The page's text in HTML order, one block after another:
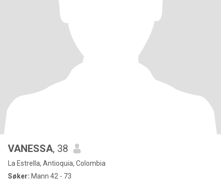
VANESSA, 38
La Estrella, Antioquia, Colombia
Søker: Mann 42 - 73